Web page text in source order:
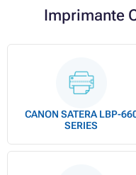
Imprimante
CANON SATERA LBP-
SERIES